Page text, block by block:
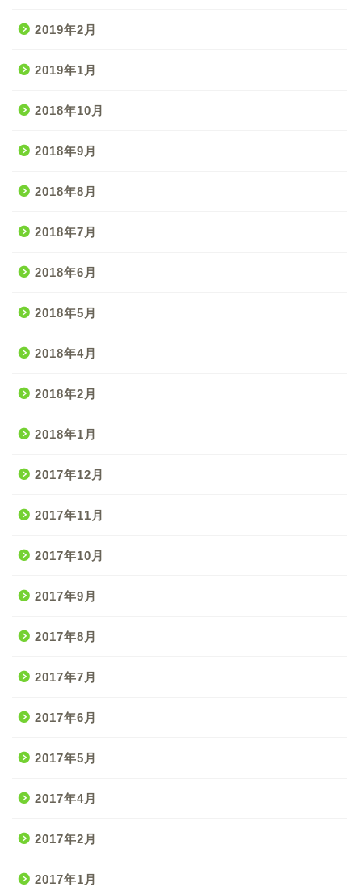
2019年2月
2019年1月
2018年10月
2018年9月
2018年8月
2018年7月
2018年6月
2018年5月
2018年4月
2018年2月
2018年1月
2017年12月
2017年11月
2017年10月
2017年9月
2017年8月
2017年7月
2017年6月
2017年5月
2017年4月
2017年2月
2017年1月